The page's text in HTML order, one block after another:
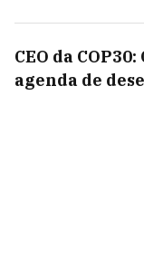
CEO da
agenda de